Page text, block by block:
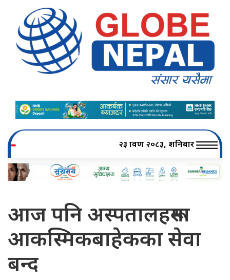
२३ श्रावण २०८३, शनिबार
आज पनि अस्पतालहरूमा
आकस्मिकबाहेकका सेवा
बन्द